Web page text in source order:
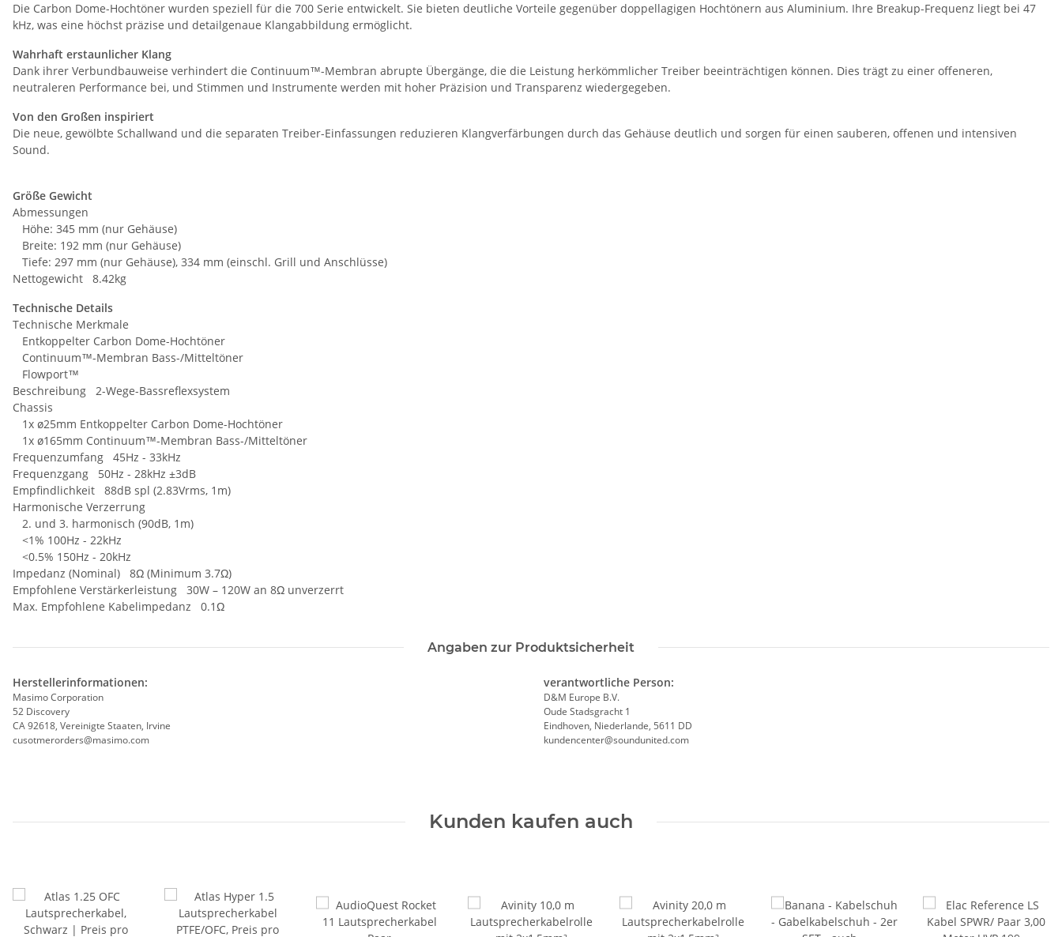
Die Carbon Dome-Hochtöner wurden speziell für die 700 Serie entwickelt. Sie bieten deutliche Vorteile gegenüber doppellagigen Hochtönern aus Aluminium. Ihre Breakup-Frequenz liegt bei 47
kHz, was eine höchst präzise und detailgenaue Klangabbildung ermöglicht.
Wahrhaft erstaunlicher Klang
Dank ihrer Verbundbauweise verhindert die Continuum™-Membran abrupte Übergänge, die die Leistung herkömmlicher Treiber beeinträchtigen können. Dies trägt zu einer offeneren,
neutraleren Performance bei, und Stimmen und Instrumente werden mit hoher Präzision und Transparenz wiedergegeben.
Von den Großen inspiriert
Die neue, gewölbte Schallwand und die separaten Treiber-Einfassungen reduzieren Klangverfärbungen durch das Gehäuse deutlich und sorgen für einen sauberen, offenen und intensiven
Sound.
Größe Gewicht
Abmessungen
Höhe: 345 mm (nur Gehäuse)
Breite: 192 mm (nur Gehäuse)
Tiefe: 297 mm (nur Gehäuse), 334 mm (einschl. Grill und Anschlüsse)
Nettogewicht 8.42kg
Technische Details
Technische Merkmale
Entkoppelter Carbon Dome-Hochtöner
Continuum™-Membran Bass-/Mitteltöner
Flowport™
Beschreibung 2-Wege-Bassreflexsystem
Chassis
1x ø25mm Entkoppelter Carbon Dome-Hochtöner
1x ø165mm Continuum™-Membran Bass-/Mitteltöner
Frequenzumfang 45Hz - 33kHz
Frequenzgang 50Hz - 28kHz ±3dB
Empfindlichkeit 88dB spl (2.83Vrms, 1m)
Harmonische Verzerrung
2. und 3. harmonisch (90dB, 1m)
<1% 100Hz - 22kHz
<0.5% 150Hz - 20kHz
Impedanz (Nominal) 8Ω (Minimum 3.7Ω)
Empfohlene Verstärkerleistung 30W – 120W an 8Ω unverzerrt
Max. Empfohlene Kabelimpedanz 0.1Ω
Angaben zur Produktsicherheit
Herstellerinformationen:
Masimo Corporation
52 Discovery
CA 92618, Vereinigte Staaten, Irvine
cusotmerorders@masimo.com
verantwortliche Person:
D&M Europe B.V.
Oude Stadsgracht 1
Eindhoven, Niederlande, 5611 DD
kundencenter@soundunited.com
Kunden kaufen auch